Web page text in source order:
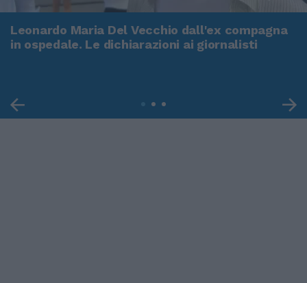
Leonardo Maria Del Vecchio dall'ex compagna
in ospedale. Le dichiarazioni ai giornalisti